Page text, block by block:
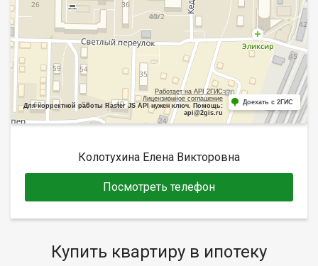
Работает на API 2ГИС
Лицензионное соглашение
Для корректной работы Raster JS API нужен ключ. Помощь:
api@2gis.ru
Доехать с 2ГИС
Колотухина Елена Викторовна
Посмотреть телефон
Купить квартиру в ипотеку